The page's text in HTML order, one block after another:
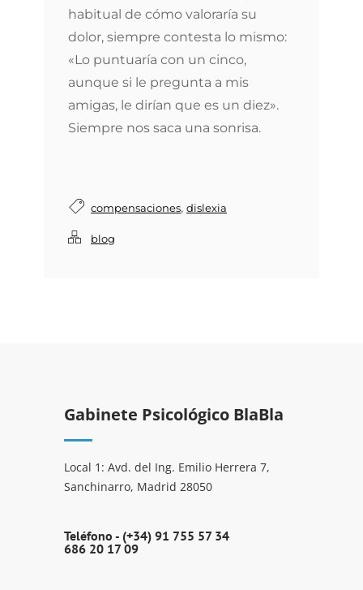
habitual de cómo valoraría su
dolor, siempre contesta lo mismo:
«Lo puntuaría con un cinco,
aunque si le pregunta a mis
amigas, le dirían que es un diez».
Siempre nos saca una sonrisa.
compensaciones, dislexia
blog
Gabinete Psicológico BlaBla
Local 1: Avd. del Ing. Emilio Herrera 7,
Sanchinarro, Madrid 28050
Teléfono - (+34) 91 755 57 34
686 20 17 09